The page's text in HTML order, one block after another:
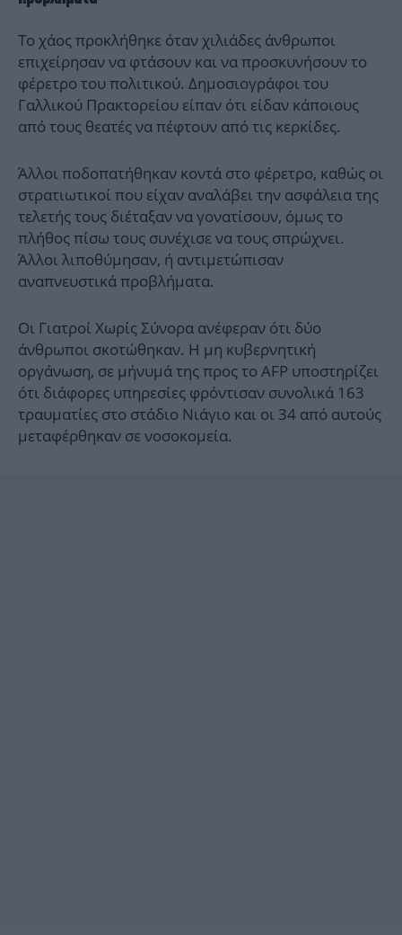
Το χάος προκλήθηκε όταν χιλιάδες άνθρωποι
επιχείρησαν να φτάσουν και να προσκυνήσουν το
φέρετρο του πολιτικού. Δημοσιογράφοι του
Γαλλικού Πρακτορείου είπαν ότι είδαν κάποιους
από τους θεατές να πέφτουν από τις κερκίδες.
Άλλοι ποδοπατήθηκαν κοντά στο φέρετρο, καθώς οι
στρατιωτικοί που είχαν αναλάβει την ασφάλεια της
τελετής τους διέταξαν να γονατίσουν, όμως το
πλήθος πίσω τους συνέχισε να τους σπρώχνει.
Άλλοι λιποθύμησαν, ή αντιμετώπισαν
αναπνευστικά προβλήματα.
Οι Γιατροί Χωρίς Σύνορα ανέφεραν ότι δύο
άνθρωποι σκοτώθηκαν. Η μη κυβερνητική
οργάνωση, σε μήνυμά της προς το AFP υποστηρίζει
ότι διάφορες υπηρεσίες φρόντισαν συνολικά 163
τραυματίες στο στάδιο Νιάγιο και οι 34 από αυτούς
μεταφέρθηκαν σε νοσοκομεία.